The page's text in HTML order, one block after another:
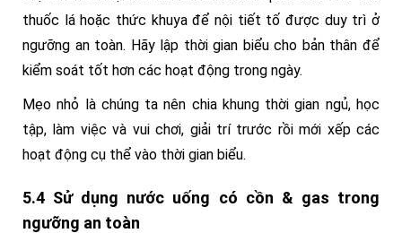
thuốc lá hoặc thức khuya để nội tiết tố được duy trì ở
ngưỡng an toàn. Hãy lập thời gian biểu cho bản thân để
kiểm soát tốt hơn các hoạt động trong ngày.
Mẹo nhỏ là chúng ta nên chia khung thời gian ngủ, học
tập, làm việc và vui chơi, giải trí trước rồi mới xếp các
hoạt động cụ thể vào thời gian biểu.
5.4 Sử dụng nước uống có cồn & gas trong
ngưỡng an toàn